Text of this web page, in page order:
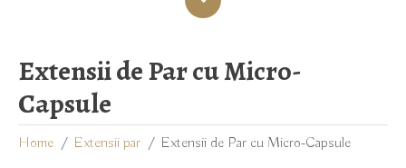
Extensii de Par cu Micro-
Capsule
Home Extensii par Extensii de Par cu Micro-Capsule